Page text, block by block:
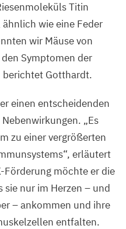
Titin
wie eine Feder
wir Mäuse von
Symptomen der
berichtet Gotthardt.
einen entscheidenden
„Es
zu einer vergrößerten
erläutert
möchte er die
sie nur im Herzen – und
– ankommen und ihre
entfalten.